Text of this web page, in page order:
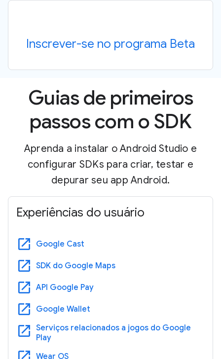
Inscrever-se no programa Beta
Guias de primeiros
passos com o SDK
Aprenda a instalar o Android Studio e
configurar SDKs para criar, testar e
depurar seu app Android.
Experiências do usuário
open_in_new Google Cast
open_in_new SDK do Google Maps
open_in_new API Google Pay
open_in_new Google Wallet
open_in_new Serviços relacionados a jogos do Google
Play
Wear OS